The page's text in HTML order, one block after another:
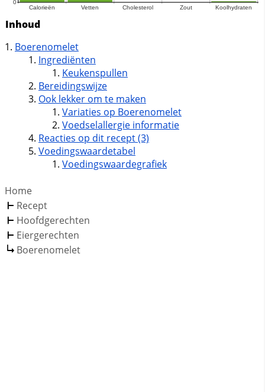
Inhoud
Boerenomelet
Ingrediënten
Keukenspullen
Bereidingswijze
Ook lekker om te maken
Variaties op Boerenomelet
Voedselallergie informatie
Reacties op dit recept (3)
Voedingswaardetabel
Voedingswaardegrafiek
Home
Recept
Hoofdgerechten
Eiergerechten
Boerenomelet